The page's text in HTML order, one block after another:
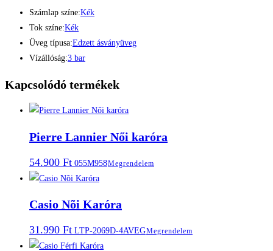
Számlap színe:Kék
Tok színe:Kék
Üveg típusa:Edzett ásványüveg
Vízállóság:3 bar
Kapcsolódó termékek
Pierre Lannier Női karóra
54.900 Ft 055M958Megrendelem
Casio Nõi Karóra
31.990 Ft LTP-2069D-4AVEGMegrendelem